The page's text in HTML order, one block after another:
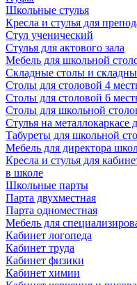
Школьные стулья
Кресла и стулья для
Стул ученический
Стулья для актового зала
Мебель для школьной
Складные столы и
Столы для столовой 4
Столы для столовой 6
Столы для школьной
Стулья на металлокаркасе
Табуреты для школьной
Мебель для директора
Кресла и стулья для
в школе
Школьные парты
Парта двухместная
Парта одноместная
Мебель для
Кабинет логопеда
Кабинет труда
Кабинет физики
Кабинет химии